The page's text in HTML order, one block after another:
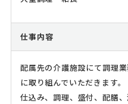
仕事内容
配属先の介護施設にて調理
に取り組んでいただきます。
仕込み、調理、盛付、配膳